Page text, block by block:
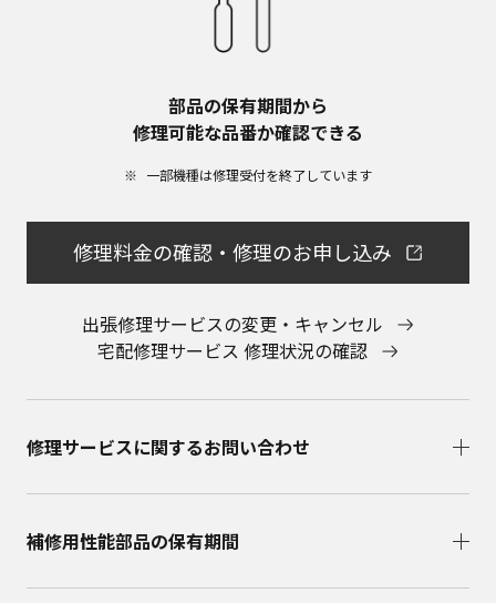
部品の保有期間から​
修理可能な品番か確認できる
一部機種は修理受付を終了しています​
修理料金の確認・修理のお申し込み
出張修理サービスの変更・キャンセル
宅配修理サービス 修理状況の確認
修理サービスに関するお問い合わせ​
補修用性能部品の保有期間​